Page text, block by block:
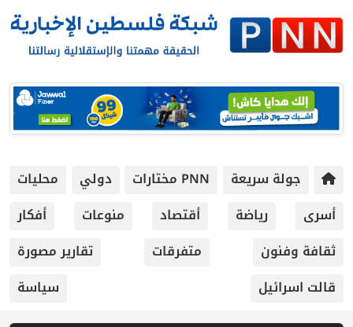
جولة سريعة PNN مختارات دولي
محليات
أسرى
رياضة أقتصاد منوعات
أفكار
ثقافة وفنون
متفرقات
تقارير مصورة
قالت اسرائيل
سياسة